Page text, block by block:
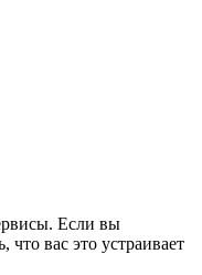
Если вы
вас это устраивает